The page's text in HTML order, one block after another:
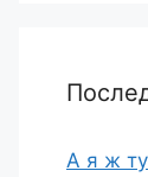
А я ж